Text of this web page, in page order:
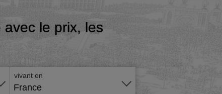
le prix, les
vivant en
France